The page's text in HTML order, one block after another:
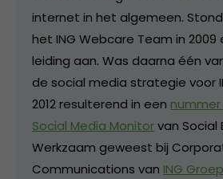
internet in het algemeen.
het ING Webcare Team in 2009
leiding aan. Was daarna één
de social media strategie voor
2012 resulterend in een nummer
Social Media Monitorvan Social
Werkzaam geweest bij
Communications van ING Groep